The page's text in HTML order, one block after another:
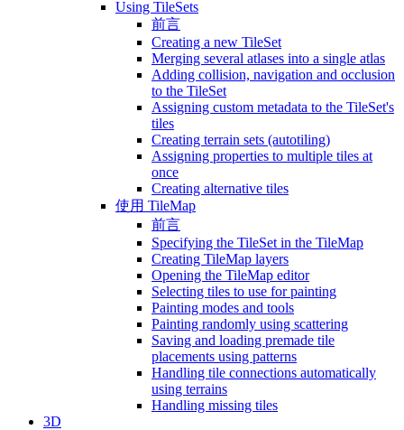
Using TileSets
前言
Creating a new TileSet
Merging several atlases into a single atlas
Adding collision, navigation and occlusion
to the TileSet
Assigning custom metadata to the TileSet's
tiles
Creating terrain sets (autotiling)
Assigning properties to multiple tiles at
once
Creating alternative tiles
使用 TileMap
前言
Specifying the TileSet in the TileMap
Creating TileMap layers
Opening the TileMap editor
Selecting tiles to use for painting
Painting modes and tools
Painting randomly using scattering
Saving and loading premade tile
placements using patterns
Handling tile connections automatically
using terrains
Handling missing tiles
3D